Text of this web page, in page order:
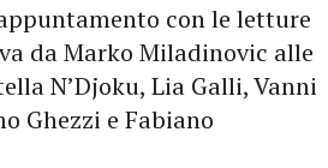
con le letture
da Marko Miladinovic alle
N’Djoku, Lia Galli, Vanni
Ghezzi e Fabiano